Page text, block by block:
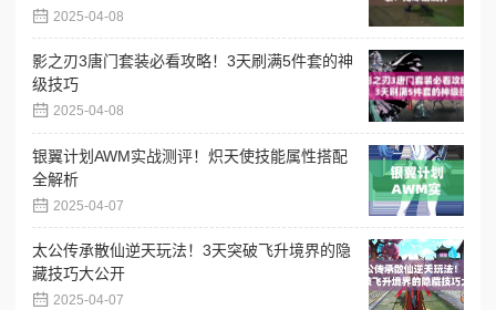
2025-04-08
影之刃3唐门套装必看攻略！3天刷满5件套的神
级技巧
2025-04-08
银翼计划AWM实战测评！炽天使技能属性搭配
全解析
2025-04-07
太公传承散仙逆天玩法！3天突破飞升境界的隐
藏技巧大公开
2025-04-07